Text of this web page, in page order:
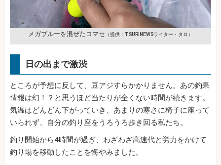
メガブルーを混ぜたコマセ （提供：TSURINEWSライター・タロ）
日の出まで激渋
ところが予想に反して、豆アジすらかかりません。あの釣果
情報は幻！？と思うほど当たりが全くない時間が続きます。
気温はどんどん下がっていき、あまりの寒さに椅子に座って
いられず、自分の釣り座をうろうろ歩き回る私たち。
釣り開始から4時間が過ぎ、わざわざ高速代と労力をかけて
釣り場を移動したことを悔やみました。